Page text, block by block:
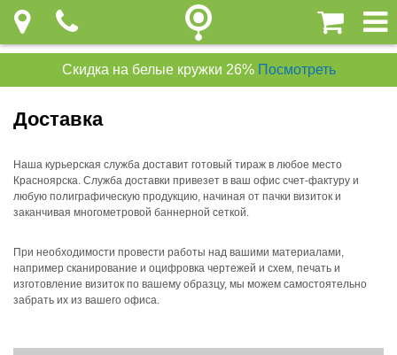
Скидка на белые кружки 26% Посмотреть
Доставка
Наша курьерская служба доставит готовый тираж в любое место
Красноярска. Служба доставки привезет в ваш офис счет-фактуру и
любую полиграфическую продукцию, начиная от пачки визиток и
заканчивая многометровой баннерной сеткой.
При необходимости провести работы над вашими материалами,
например сканирование и оцифровка чертежей и схем, печать и
изготовление визиток по вашему образцу, мы можем самостоятельно
забрать их из вашего офиса.